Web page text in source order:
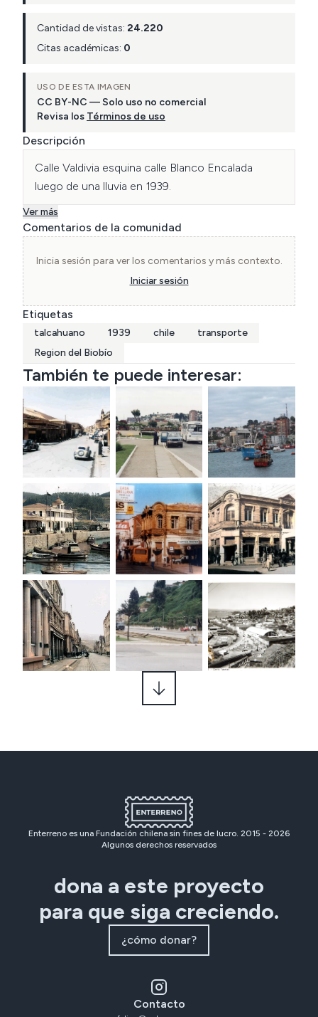
Cantidad de vistas: 24.220
Citas académicas: 0
USO DE ESTA IMAGEN
CC BY-NC — Solo uso no comercial
Revisa los Términos de uso
Descripción
Calle Valdivia esquina calle Blanco Encalada
luego de una lluvia en 1939.
Ver más
Comentarios de la comunidad
Inicia sesión para ver los comentarios y más contexto.
Iniciar sesión
Etiquetas
talcahuano 1939 chile
transporte
Region del Biobío
También te puede interesar:
Enterreno es una Fundación chilena sin fines de lucro. 2015 - 2026
Algunos derechos reservados
dona a este proyecto
para que siga creciendo.
¿cómo donar?
Contacto